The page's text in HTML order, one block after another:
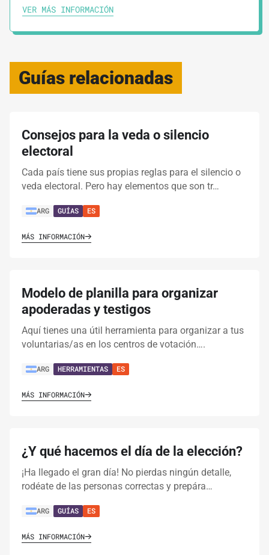
VER MÁS INFORMACIÓN
Guías relacionadas
Consejos para la veda o silencio
electoral
Cada país tiene sus propias reglas para el silencio o
veda electoral. Pero hay elementos que son tr…
ARG GUÍAS ES
MÁS INFORMACIÓN
Modelo de planilla para organizar
apoderadas y testigos
Aquí tienes una útil herramienta para organizar a tus
voluntarias/as en los centros de votación….
ARG HERRAMIENTAS ES
MÁS INFORMACIÓN
¿Y qué hacemos el día de la elección?
¡Ha llegado el gran día! No pierdas ningún detalle,
rodéate de las personas correctas y prepára…
ARG GUÍAS ES
MÁS INFORMACIÓN